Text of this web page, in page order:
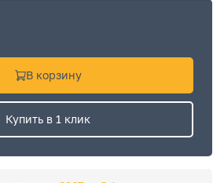
В корзину
Купить в 1 клик